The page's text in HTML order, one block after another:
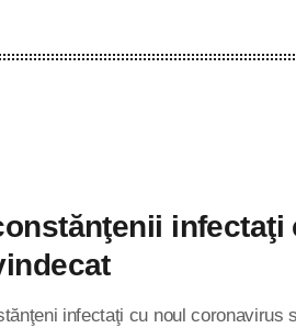
infectaţi
infectaţi cu noul coronavirus